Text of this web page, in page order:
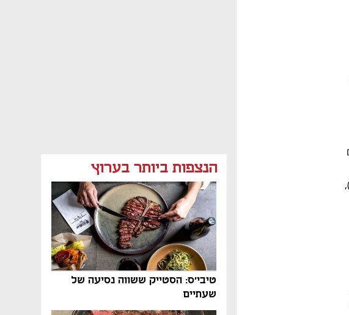
הנצפות ביותר בערוץ
טיבי'ס: הסטייק ששווה נסיעה של
שעתיים